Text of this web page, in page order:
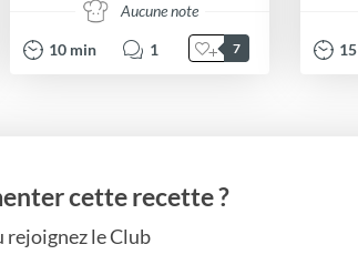
Aucune note
10 min 1 7 15
cette recette ?
rejoignez le Club